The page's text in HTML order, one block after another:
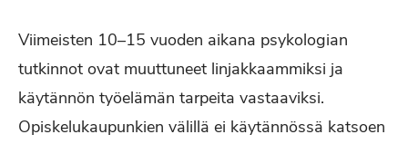
Viimeisten 10–15 vuoden aikana psykologian
tutkinnot ovat muuttuneet linjakkaammiksi ja
käytännön työelämän tarpeita vastaaviksi.
Opiskelukaupunkien välillä ei käytännössä katsoen